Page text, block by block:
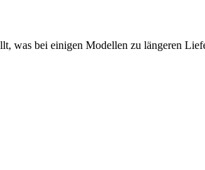
bei einigen Modellen zu längeren